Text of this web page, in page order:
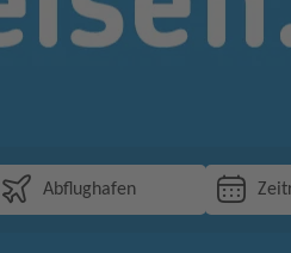
Abflughafen